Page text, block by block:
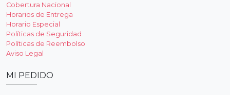
Cobertura Nacional
Horarios de Entrega
Horario Especial
Políticas de Seguridad
Políticas de Reembolso
Aviso Legal
MI PEDIDO